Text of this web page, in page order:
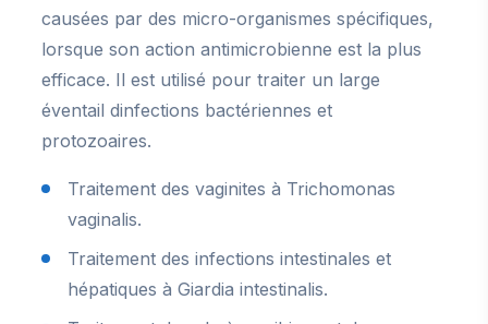
causées par des micro-organismes spécifiques,
lorsque son action antimicrobienne est la plus
efficace. Il est utilisé pour traiter un large
éventail dinfections bactériennes et
protozoaires.
Traitement des vaginites à Trichomonas
vaginalis.
Traitement des infections intestinales et
hépatiques à Giardia intestinalis.